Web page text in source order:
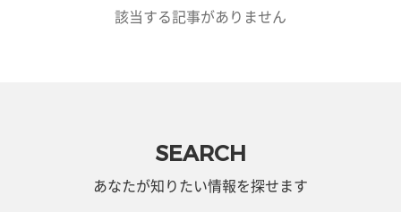
該当する記事がありません
SEARCH
あなたが知りたい情報を探せます